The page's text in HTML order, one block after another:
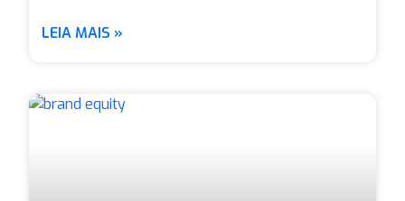
LEIA MAIS »